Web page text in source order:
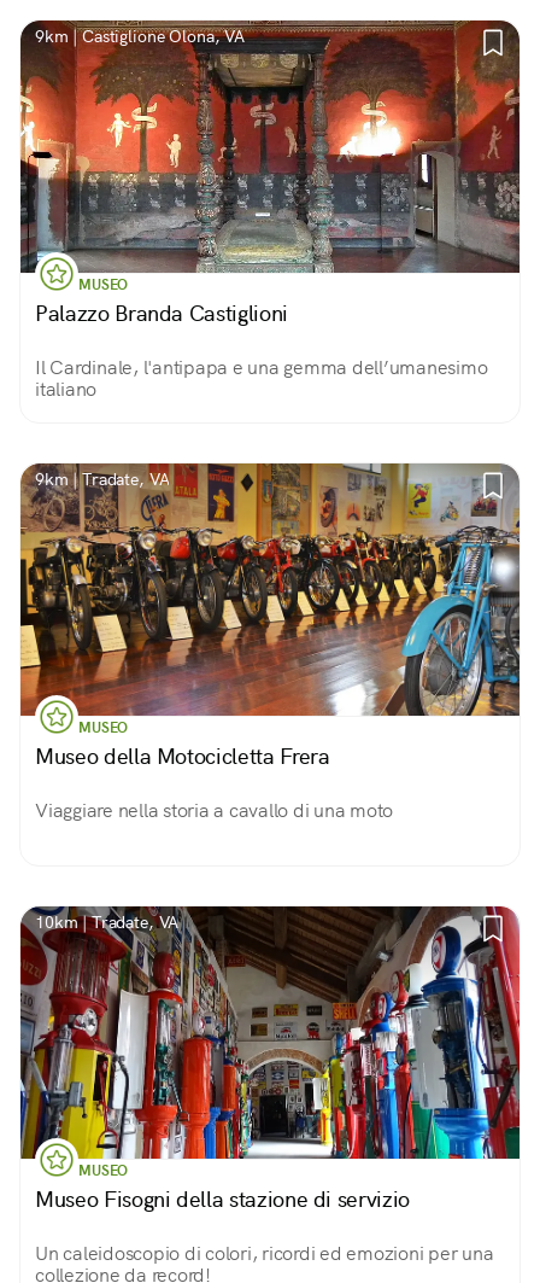
9km | Castiglione Olona, VA
MUSEO
Palazzo Branda Castiglioni
Il Cardinale, l'antipapa e una gemma dell’umanesimo
italiano
9km | Tradate, VA
MUSEO
Museo della Motocicletta Frera
Viaggiare nella storia a cavallo di una moto
10km | Tradate, VA
MUSEO
Museo Fisogni della stazione di servizio
Un caleidoscopio di colori, ricordi ed emozioni per una
collezione da record!